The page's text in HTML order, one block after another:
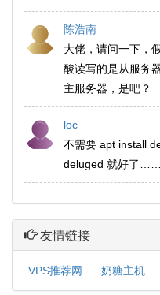
陈浩南
大佬，请问一下，
酸读写的是从服务
主服务器，是吧？
loc
不需要 apt install
deluged 就好了……
友情链接
VPS推荐网 奶糖主机